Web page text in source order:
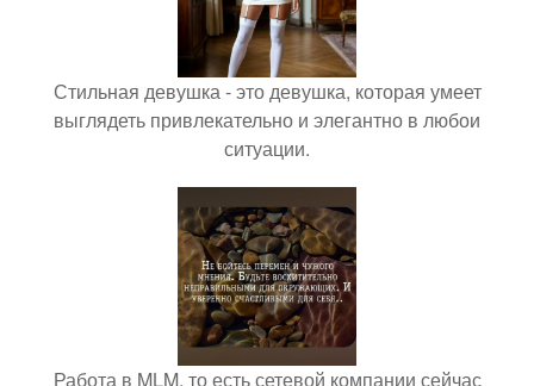
Стильная девушка - это девушка, которая умеет
выглядеть привлекательно и элегантно в любои
ситуации.
Работа в MLM, то есть сетевой компании сейчас